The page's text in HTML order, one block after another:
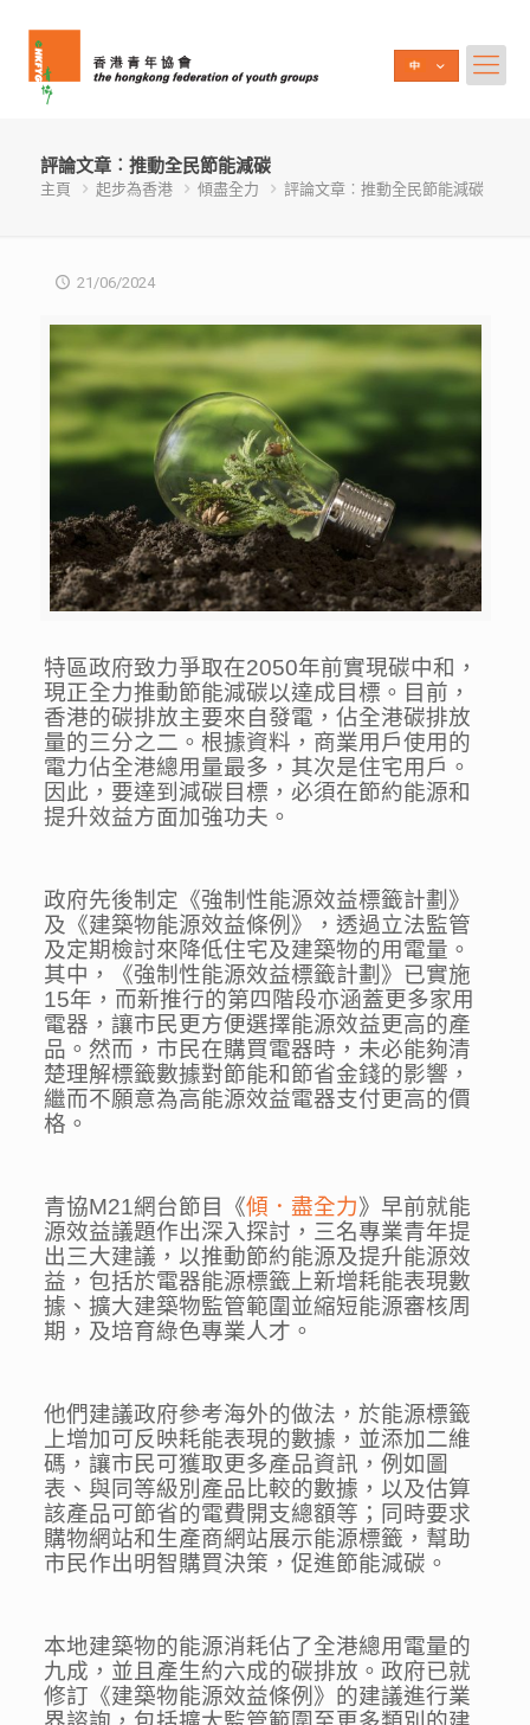
評論文章︰推動全民節能減碳
主頁 起步為香港 傾盡全力 評論文章︰推動全民節能減碳
21/06/2024
特區政府致力爭取在2050年前實現碳中和，
現正全力推動節能減碳以達成目標。目前，
香港的碳排放主要來自發電，佔全港碳排放
量的三分之二。根據資料，商業用戶使用的
電力佔全港總用量最多，其次是住宅用戶。
因此，要達到減碳目標，必須在節約能源和
提升效益方面加強功夫。
政府先後制定《強制性能源效益標籤計劃》
及《建築物能源效益條例》，透過立法監管
及定期檢討來降低住宅及建築物的用電量。
其中，《強制性能源效益標籤計劃》已實施
15年，而新推行的第四階段亦涵蓋更多家用
電器，讓市民更方便選擇能源效益更高的產
品。然而，市民在購買電器時，未必能夠清
楚理解標籤數據對節能和節省金錢的影響，
繼而不願意為高能源效益電器支付更高的價
格。
青協M21網台節目《傾．盡全力》早前就能
源效益議題作出深入探討，三名專業青年提
出三大建議，以推動節約能源及提升能源效
益，包括於電器能源標籤上新增耗能表現數
據、擴大建築物監管範圍並縮短能源審核周
期，及培育綠色專業人才。
他們建議政府參考海外的做法，於能源標籤
上增加可反映耗能表現的數據，並添加二維
碼，讓市民可獲取更多產品資訊，例如圖
表、與同等級別產品比較的數據，以及估算
該產品可節省的電費開支總額等；同時要求
購物網站和生產商網站展示能源標籤，幫助
市民作出明智購買決策，促進節能減碳。
本地建築物的能源消耗佔了全港總用電量的
九成，並且產生約六成的碳排放。政府已就
修訂《建築物能源效益條例》的建議進行業